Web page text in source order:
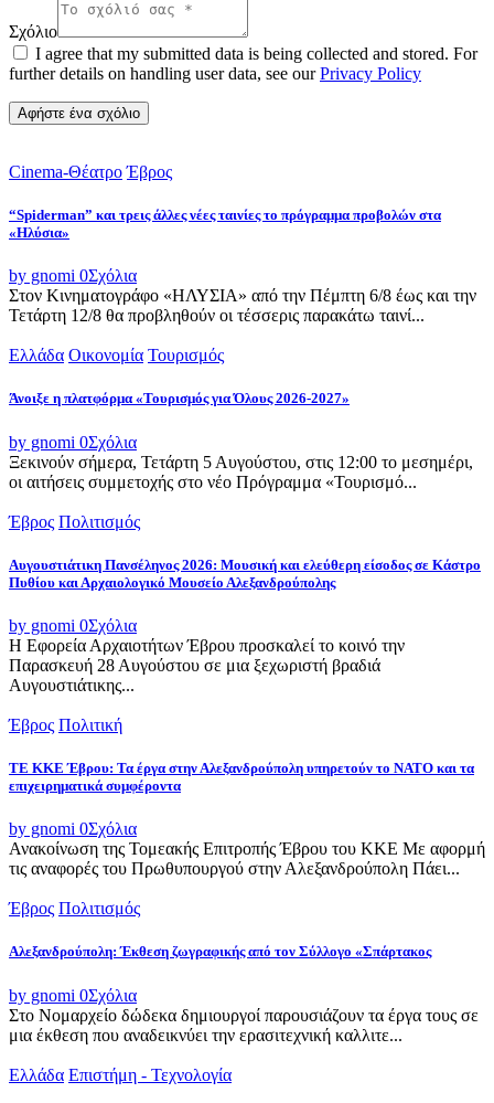
Σχόλιο
I agree that my submitted data is being collected and stored. For
further details on handling user data, see ourPrivacy Policy
Cinema-Θέατρο Έβρος
“Spiderman” και τρεις άλλες νέες ταινίες το πρόγραμμα προβολών στα
«Ηλύσια»
by gnomi 0Σχόλια
Στον Κινηματογράφο «ΗΛΥΣΙΑ» από την Πέμπτη 6/8 έως και την
Τετάρτη 12/8 θα προβληθούν οι τέσσερις παρακάτω ταινί...
Ελλάδα Οικονομία Τουρισμός
Άνοιξε η πλατφόρμα «Τουρισμός για Όλους 2026-2027»
by gnomi 0Σχόλια
Ξεκινούν σήμερα, Τετάρτη 5 Αυγούστου, στις 12:00 το μεσημέρι,
οι αιτήσεις συμμετοχής στο νέο Πρόγραμμα «Τουρισμό...
Έβρος Πολιτισμός
Αυγουστιάτικη Πανσέληνος 2026: Μουσική και ελεύθερη είσοδος σε Κάστρο
Πυθίου και Αρχαιολογικό Μουσείο Αλεξανδρούπολης
by gnomi 0Σχόλια
Η Εφορεία Αρχαιοτήτων Έβρου προσκαλεί το κοινό την
Παρασκευή 28 Αυγούστου σε μια ξεχωριστή βραδιά
Αυγουστιάτικης...
Έβρος Πολιτική
ΤΕ ΚΚΕ Έβρου: Τα έργα στην Αλεξανδρούπολη υπηρετούν το ΝΑΤΟ και τα
επιχειρηματικά συμφέροντα
by gnomi 0Σχόλια
Ανακοίνωση της Τομεακής Επιτροπής Έβρου του ΚΚΕ Με αφορμή
τις αναφορές του Πρωθυπουργού στην Αλεξανδρούπολη Πάει...
Έβρος Πολιτισμός
Αλεξανδρούπολη: Έκθεση ζωγραφικής από τον Σύλλογο «Σπάρτακος
by gnomi 0Σχόλια
Στο Νομαρχείο δώδεκα δημιουργοί παρουσιάζουν τα έργα τους σε
μια έκθεση που αναδεικνύει την ερασιτεχνική καλλιτε...
Ελλάδα Επιστήμη - Τεχνολογία